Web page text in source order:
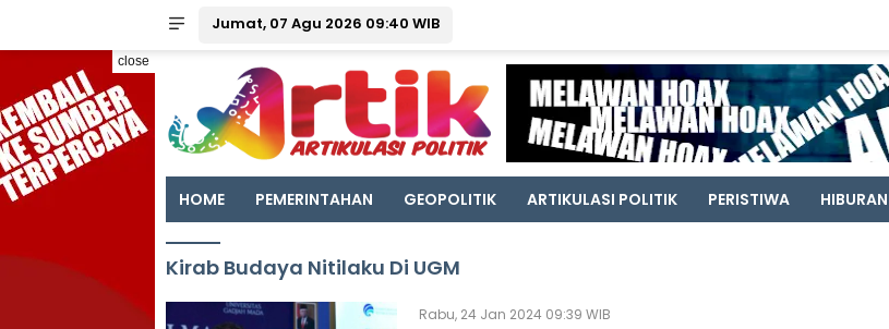
Jumat, 07 Agu 2026 09:40 WIB
close
HOME PEMERINTAHAN GEOPOLITIK ARTIKULASI POLITIK PERISTIWA HIBURAN
Kirab Budaya Nitilaku Di UGM
Rabu, 24 Jan 2024 09:39 WIB